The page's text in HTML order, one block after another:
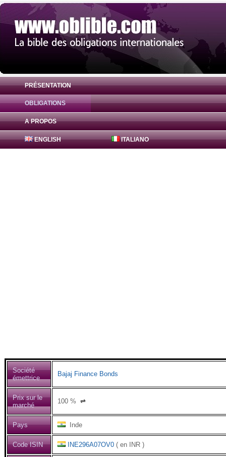
PRÉSENTATION
OBLIGATIONS
A PROPOS
ENGLISH ITALIANO
Obligation Bajaj Finance Bonds 0% (
Société
émettrice
Bajaj Finance Bonds
Prix sur le
marché
100 % ⇌
Pays Inde
Code ISIN INE296A07OV0 ( en INR )